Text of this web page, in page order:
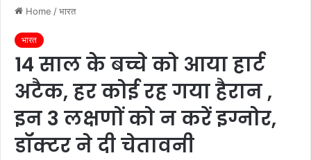
Home /भारत
भारत
14 साल के बच्चे को आया हार्ट
अटैक, हर कोई रह गया हैरान ,
इन 3 लक्षणों को न करें इग्नोर,
डॉक्टर ने दी चेतावनी